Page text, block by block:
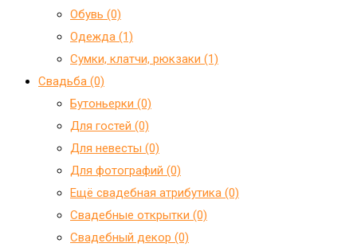
Обувь (0)
Одежда (1)
Сумки, клатчи, рюкзаки (1)
Свадьба (0)
Бутоньерки (0)
Для гостей (0)
Для невесты (0)
Для фотографий (0)
Ещё свадебная атрибутика (0)
Свадебные открытки (0)
Свадебный декор (0)